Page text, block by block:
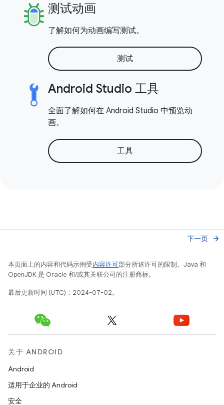
测试动画
了解如何为动画编写测试。
测试
Android Studio 工具
全面了解如何在 Android Studio 中预览动
画。
工具
下一页 arrow_forward
本页面上的内容和代码示例受内容许可部分所述许可的限制。Java 和
OpenJDK 是 Oracle 和/或其关联公司的注册商标。
最后更新时间 (UTC)：2024-07-02。
关于 ANDROID
Android
适用于企业的 Android
安全